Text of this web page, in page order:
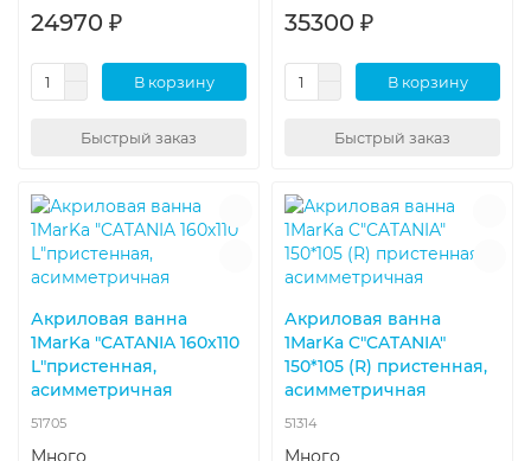
24970 ₽
В корзину
Быстрый заказ
35300 ₽
В корзину
Быстрый заказ
Акриловая ванна
1MarKa "CATANIA 160х110
L"пристенная,
асимметричная
51705
Много
Акриловая ванна
1MarKa C"CATANIA"
150*105 (R) пристенная,
асимметричная
51314
Много